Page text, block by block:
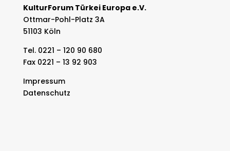
KulturForum Türkei Europa e.V.
Ottmar-Pohl-Platz 3A
51103 Köln
Tel. 0221 – 120 90 680
Fax 0221 – 13 92 903
Impressum
Datenschutz